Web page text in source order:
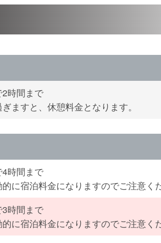
時間まで
ますと、休憩料金となります。
時間まで
に宿泊料金になりますのでご注意く
時間まで
に宿泊料金になりますのでご注意く